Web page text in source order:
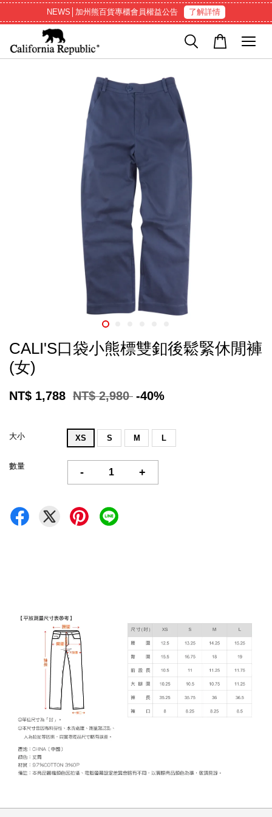
NEWS│加州熊百貨專櫃會員權益公告 了解詳情
CALI'S口袋小熊標雙釦後鬆緊休閒褲
(女)
NT$ 1,788 NT$ 2,980 -40%
大小 XS S M L
數量
- +